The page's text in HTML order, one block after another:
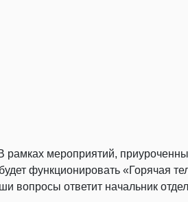
рамках мероприятий,
функционировать
вопросы ответит начальник